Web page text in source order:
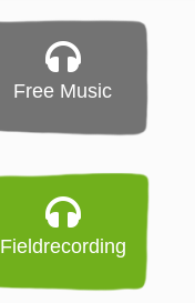
Free Music
Fieldrecording